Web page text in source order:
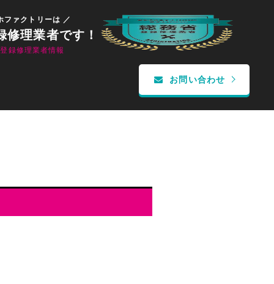
ファクトリーは ／
修理業者です！
録修理業者情報
お問い合わせ